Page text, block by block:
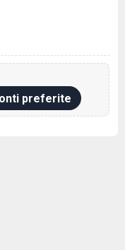
preferite